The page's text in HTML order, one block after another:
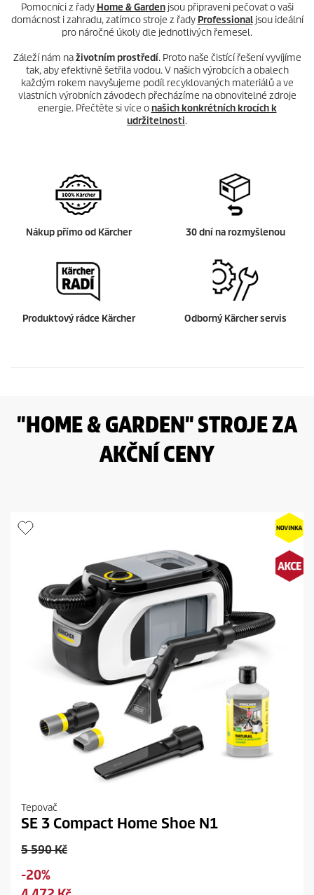
Pomocníci z řady Home & Gardenjsou připraveni pečovat o vaši
domácnost i zahradu, zatímco stroje z řady Professionaljsou ideální
pro náročné úkoly dle jednotlivých řemesel.
Záleží nám naživotním prostředí. Proto naše čistící řešení vyvíjíme
tak, aby efektivně šetřila vodou. V našich výrobcích a obalech
každým rokem navyšujeme podíl recyklovaných materiálů a ve
vlastních výrobních závodech přecházíme na obnovitelné zdroje
energie. Přečtěte si více onašich konkrétních krocích k
udržitelnosti.
Nákup přímo od Kärcher 30 dní na rozmyšlenou
Produktový rádce Kärcher Odborný Kärcher servis
"HOME & GARDEN" STROJE ZA
AKČNÍ CENY
Tepovač
SE 3 Compact Home Shoe N1
O
d
5 590 Kč
S
a
-20%